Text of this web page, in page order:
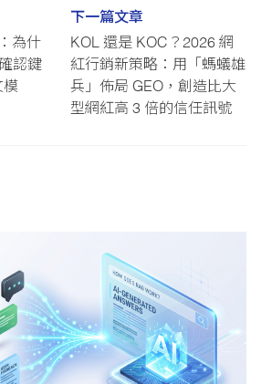
為什
認鍵
模
下一篇文章
KOL 還是 KOC？2026 網
紅行銷新策略：用「螞蟻雄
兵」佈局 GEO，創造比大
型網紅高 3 倍的信任訊號